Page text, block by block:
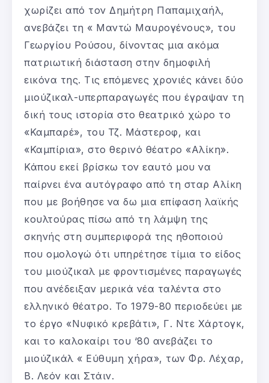
χωρίζει από τον Δημήτρη Παπαμιχαήλ,
ανεβάζει τη « Μαντώ Μαυρογένους», του
Γεωργίου Ρούσου, δίνοντας μια ακόμα
πατριωτική διάσταση στην δημοφιλή
εικόνα της. Τις επόμενες χρονιές κάνει δύο
μιούζικαλ-υπερπαραγωγές που έγραψαν τη
δική τους ιστορία στο θεατρικό χώρο το
«Καμπαρέ», του Τζ. Μάστεροφ, και
«Καμπίρια», στο θερινό θέατρο «Αλίκη».
Κάπου εκεί βρίσκω τον εαυτό μου να
παίρνει ένα αυτόγραφο από τη σταρ Αλίκη
που με βοήθησε να δω μια επίφαση λαϊκής
κουλτούρας πίσω από τη λάμψη της
σκηνής στη συμπεριφορά της ηθοποιού
που ομολογώ ότι υπηρέτησε τίμια το είδος
του μιούζικαλ με φροντισμένες παραγωγές
που ανέδειξαν μερικά νέα ταλέντα στο
ελληνικό θέατρο. Το 1979-80 περιοδεύει με
το έργο «Νυφικό κρεβάτι», Γ. Ντε Χάρτογκ,
και το καλοκαίρι του ‘80 ανεβάζει το
μιούζικάλ « Εύθυμη χήρα», των Φρ. Λέχαρ,
Β. Λεόν και Στάιν.